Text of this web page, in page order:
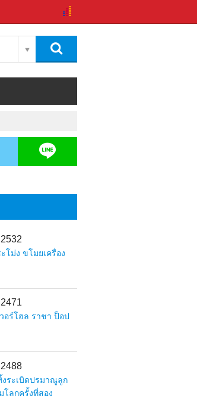
ะโม่ง ขโมยเครื่อง
อร์โฮล ราชา ป็อป
งระเบิดปรมาณูลูก
โลกครั้งที่สอง